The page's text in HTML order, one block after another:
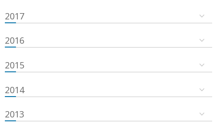
2017
2016
2015
2014
2013